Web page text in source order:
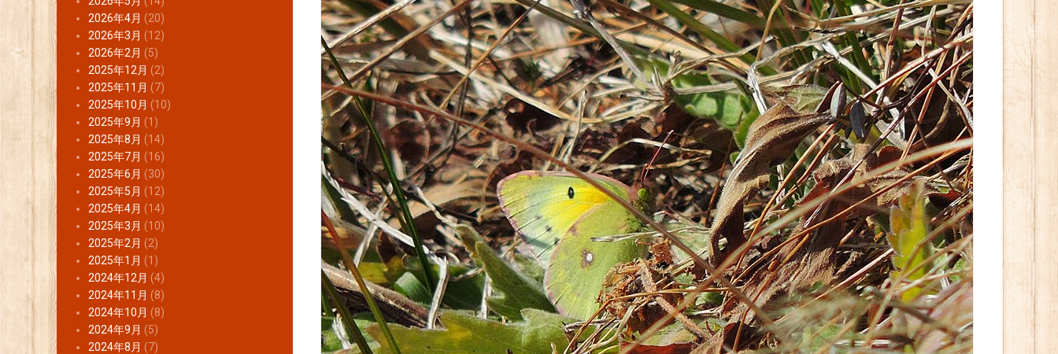
2026年4月 (20)
2026年3月 (12)
2026年2月 (5)
2025年12月 (2)
2025年11月 (7)
2025年10月 (10)
2025年9月 (1)
2025年8月 (14)
2025年7月 (16)
2025年6月 (30)
2025年5月 (12)
2025年4月 (14)
2025年3月 (10)
2025年2月 (2)
2025年1月 (1)
2024年12月 (4)
2024年11月 (8)
2024年10月 (8)
2024年9月 (5)
2024年8月 (7)